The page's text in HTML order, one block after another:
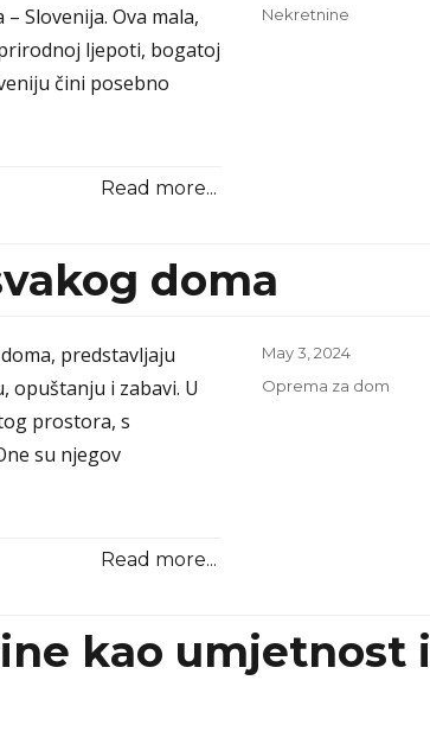
Slovenija. Ova mala,
ljepoti, bogatoj
čini posebno
Read more...
Categories
Nekretnine
doma
predstavljaju
opuštanju i zabavi. U
prostora, s
su njegov
Read more...
Posted
May 3, 2024
Categories
Oprema za dom
kao umjetnost i